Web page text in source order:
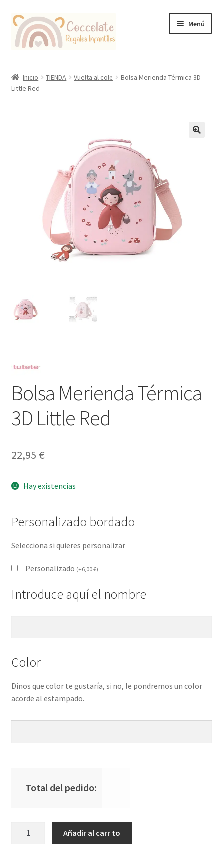
Ir
la
Ir
contenido
Menú
Coccolate Puericultura y Juguetería Educativa
Inicio TIENDA Vuelta al cole
Bolsa Merienda Térmica 3D
Little Red
Bolsa Merienda Térmica
3D Little Red
22,95 €
Hay existencias
Personalizado bordado
Selecciona si quieres personalizar
Personalizado (+6,00€)
Introduce aquí el nombre
Color
Dinos que color te gustaría, si no, le pondremos un color
acorde al estampado.
Total del pedido:
Añadir al carrito